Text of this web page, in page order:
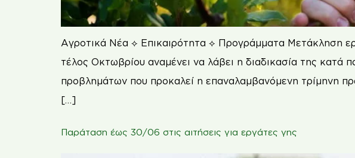
Αγροτικά Νέα ⟡ Επικαιρότητα ⟡ Προγράμματα Μετάκληση
τέλος Οκτωβρίου αναμένει να λάβει η διαδικασία της κατά
προβλημάτων που προκαλεί η επαναλαμβανόμενη τρίμηνη
[…]
Παράταση έως 30/06 στις αιτήσεις για εργάτες γης